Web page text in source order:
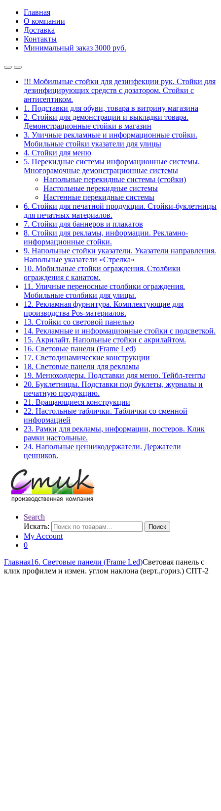
Главная
О компании
Доставка
Контакты
Минимальный заказ 3000 руб.
!!! Мобильные стойки для дезинфекции рук. Стойки для
дезинфицирующих средств с дозатором. Стойки с
антисептиком.
1. Подставки для обуви, товара в витрину магазина
2. Стойки для демонстрации и выкладки товара.
Демонстрационные стойки в магазин
3. Уличные рекламные и информационные стойки.
Мобильные стойки указатели для улицы
4. Стойки для меню
5. Перекидные системы информационные системы.
Многорамочные демонстрационные системы
Напольные перекидные системы (стойки)
Настольные перекидные системы
Настенные перекидные системы
6. Стойки для печатной продукции. Стойки-буклетницы
для печатных материалов.
7. Стойки для баннеров и плакатов
8. Стойки для рекламы, информации. Рекламно-
информационные стойки.
9. Напольные стойки указатели. Указатели направления.
Напольные указатели «Стрелка»
10. Мобильные стойки ограждения. Столбики
ограждения с канатом.
11. Уличные переносные столбики ограждения.
Мобильные столбики для улицы.
12. Рекламная фурнитура. Комплектующие для
производства Pos-материалов.
13. Стойки со световой панелью
14. Рекламные и информационные стойки с подсветкой.
15. Акрилайт. Напольные стойки с акрилайтом.
16. Световые панели (Frame Led)
17. Светодинамические конструкции
18. Световые панели для рекламы
19. Менюхолдеры. Подставки для меню. Тейбл-тенты
20. Буклетницы. Подставки под буклеты, журналы и
печатную продукцию.
21. Вращающиеся конструкции
22. Настольные таблички. Таблички со сменной
информацией
23. Рамки для рекламы, информации, постеров. Клик
рамки настольные.
24. Напольные ценникодержатели. Держатели
ценников.
Search
Искать:
Поиск
My Account
0
Главная16. Световые панели (Frame Led)Световая панель с
клик профилем и измен. углом наклона (верт.,гориз.) СПТ-2